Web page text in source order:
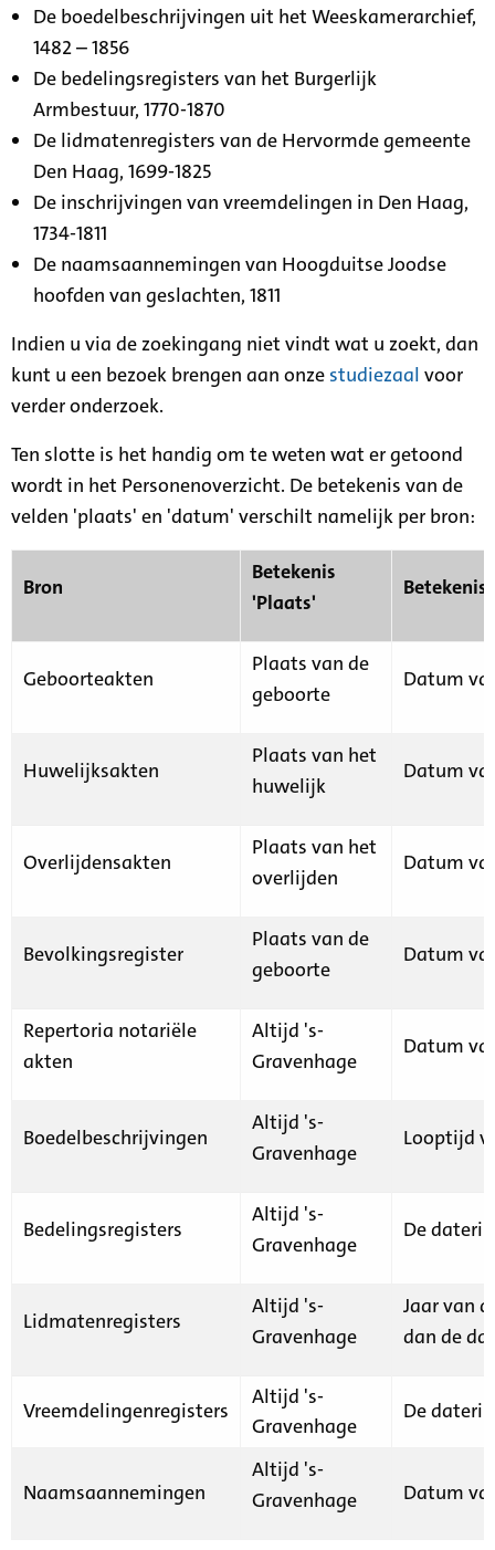
De boedelbeschrijvingen uit het Weeskamerarchief,
1482 – 1856
De bedelingsregisters van het Burgerlijk
Armbestuur, 1770-1870
De lidmatenregisters van de Hervormde gemeente
Den Haag, 1699-1825
De inschrijvingen van vreemdelingen in Den Haag,
1734-1811
De naamsaannemingen van Hoogduitse Joodse
hoofden van geslachten, 1811
Indien u via de zoekingang niet vindt wat u zoekt, dan
kunt u een bezoek brengen aan onze studiezaal voor
verder onderzoek.
Ten slotte is het handig om te weten wat er getoond
wordt in het Personenoverzicht. De betekenis van de
velden 'plaats' en 'datum' verschilt namelijk per bron:
Bron
Betekenis
'Plaats'
Geboorteakten
Plaats van de
geboorte
Datum
Huwelijksakten
Plaats van het
huwelijk
Datum
Overlijdensakten
Plaats van het
overlijden
Datum
Bevolkingsregister
Plaats van de
geboorte
Datum
Repertoria notariële
akten
Altijd 's-
Gravenhage
Datum
Boedelbeschrijvingen
Altijd 's-
Gravenhage
Looptijd
Bedelingsregisters
Altijd 's-
Gravenhage
De
Lidmatenregisters
Altijd 's-
Gravenhage
Jaar van
dan de
Vreemdelingenregisters
Altijd 's-
Gravenhage
De
Naamsaannemingen
Altijd 's-
Gravenhage
Datum